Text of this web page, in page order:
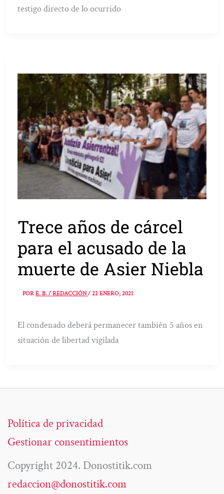
testigo directo de lo ocurrido
Trece años de cárcel
para el acusado de la
muerte de Asier Niebla
PORE. B. / REDACCIÓN/22 ENERO, 2021
El condenado deberá permanecer también 5 años en
situación de libertad vigilada
Política de privacidad
Gestionar consentimientos
Copyright 2024. Donostitik.com
redaccion@donostitik.com